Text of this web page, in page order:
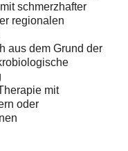
schmerzhafter
regionalen
aus dem Grund der
mit
oder